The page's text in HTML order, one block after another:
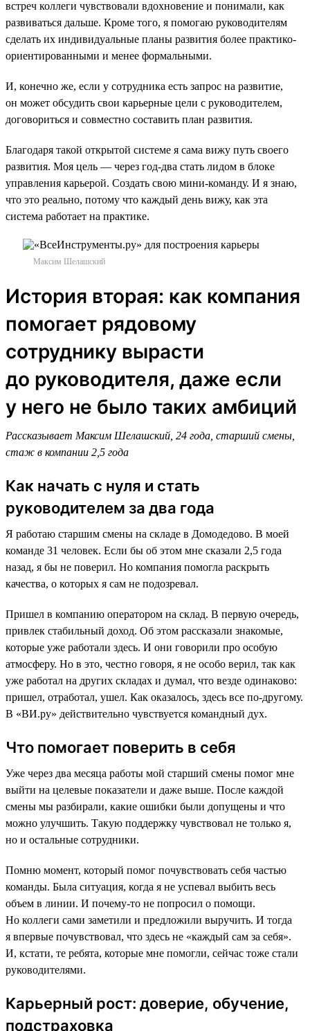
встреч коллеги чувствовали вдохновение и понимали, как
развиваться дальше. Кроме того, я помогаю руководителям
сделать их индивидуальные планы развития более практико-
ориентированными и менее формальными.
И, конечно же, если у сотрудника есть запрос на развитие,
он может обсудить свои карьерные цели с руководителем,
договориться и совместно составить план развития.
Благодаря такой открытой системе я сама вижу путь своего
развития. Моя цель — через год-два стать лидом в блоке
управления карьерой. Создать свою мини-команду. И я знаю,
что это реально, потому что каждый день вижу, как эта
система работает на практике.
Максим Шелашский
История вторая: как компания
помогает рядовому
сотруднику вырасти
до руководителя, даже если
у него не было таких амбиций
Рассказывает Максим Шелашский, 24 года, старший смены,
стаж в компании 2,5 года
Как начать с нуля и стать
руководителем за два года
Я работаю старшим смены на складе в Домодедово. В моей
команде 31 человек. Если бы об этом мне сказали 2,5 года
назад, я бы не поверил. Но компания помогла раскрыть
качества, о которых я сам не подозревал.
Пришел в компанию оператором на склад. В первую очередь,
привлек стабильный доход. Об этом рассказали знакомые,
которые уже работали здесь. И они говорили про особую
атмосферу. Но в это, честно говоря, я не особо верил, так как
уже работал на других складах и думал, что везде одинаково:
пришел, отработал, ушел. Как оказалось, здесь все по-другому.
В «ВИ.ру» действительно чувствуется командный дух.
Что помогает поверить в себя
Уже через два месяца работы мой старший смены помог мне
выйти на целевые показатели и даже выше. После каждой
смены мы разбирали, какие ошибки были допущены и что
можно улучшить. Такую поддержку чувствовал не только я,
но и остальные сотрудники.
Помню момент, который помог почувствовать себя частью
команды. Была ситуация, когда я не успевал выбить весь
объем в линии. И почему-то не попросил о помощи.
Но коллеги сами заметили и предложили выручить. И тогда
я впервые почувствовал, что здесь не «каждый сам за себя».
И, кстати, те ребята, которые мне помогли, сейчас тоже стали
руководителями.
Карьерный рост: доверие, обучение,
подстраховка